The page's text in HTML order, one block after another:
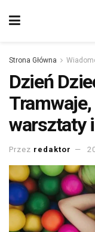
Strona Główna
Dzień
warsztaty
Przez redaktor